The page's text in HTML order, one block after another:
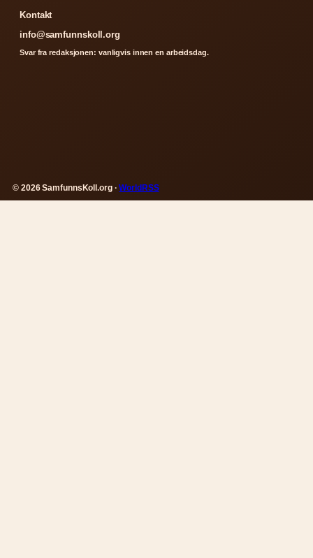
Kontakt
info@samfunnskoll.org
Svar fra redaksjonen: vanligvis innen en arbeidsdag.
© 2026 SamfunnsKoll.org ·WorldRSS